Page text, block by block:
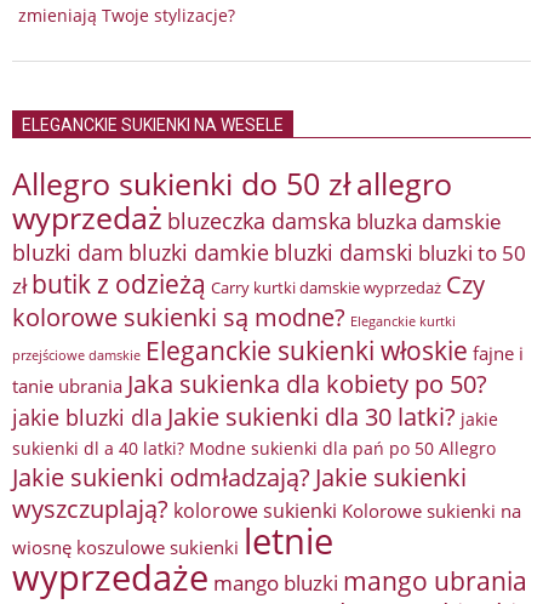
zmieniają Twoje stylizacje?
ELEGANCKIE SUKIENKI NA WESELE
Allegro sukienki do 50 złallegro
wyprzedaż bluzeczka damska bluzka damskie
bluzki dam bluzki damkie bluzki damski bluzki to 50
zł butik z odzieżą Carry kurtki damskie wyprzedaż Czy
kolorowe sukienki są modne? Eleganckie kurtki
przejściowe damskie Eleganckie sukienki włoskie fajne i
tanie ubrania Jaka sukienka dla kobiety po 50?
jakie bluzki dla Jakie sukienki dla 30 latki? jakie
sukienki dl a 40 latki? Modne sukienki dla pań po 50 Allegro
Jakie sukienki odmładzają? Jakie sukienki
wyszczuplają? kolorowe sukienki Kolorowe sukienki na
wiosnę koszulowe sukienki letnie
wyprzedaże mango bluzki mango ubrania